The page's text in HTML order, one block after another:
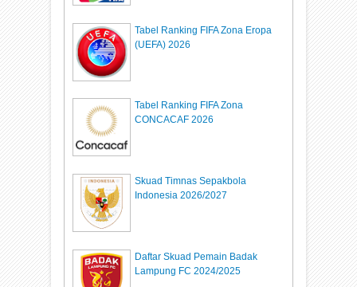
Tabel Ranking FIFA Zona Eropa
(UEFA) 2026
Tabel Ranking FIFA Zona
CONCACAF 2026
Skuad Timnas Sepakbola
Indonesia 2026/2027
Daftar Skuad Pemain Badak
Lampung FC 2024/2025